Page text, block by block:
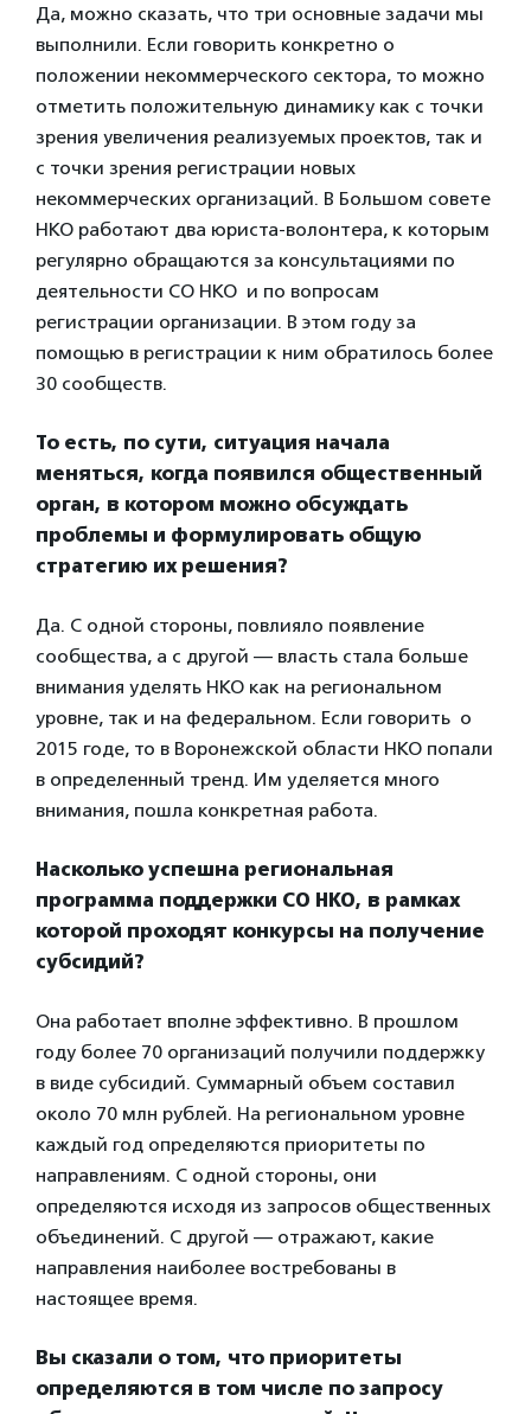
Да, можно сказать, что три основные задачи мы
выполнили. Если говорить конкретно о
положении некоммерческого сектора, то можно
отметить положительную динамику как с точки
зрения увеличения реализуемых проектов, так и
с точки зрения регистрации новых
некоммерческих организаций. В Большом совете
НКО работают два юриста-волонтера, к которым
регулярно обращаются за консультациями по
деятельности СО НКО и по вопросам
регистрации организации. В этом году за
помощью в регистрации к ним обратилось более
30 сообществ.
То есть, по сути, ситуация начала
меняться, когда появился общественный
орган, в котором можно обсуждать
проблемы и формулировать общую
стратегию их решения?
Да. С одной стороны, повлияло появление
сообщества, а с другой — власть стала больше
внимания уделять НКО как на региональном
уровне, так и на федеральном. Если говорить о
2015 годе, то в Воронежской области НКО попали
в определенный тренд. Им уделяется много
внимания, пошла конкретная работа.
Насколько успешна региональная
программа поддержки СО НКО, в рамках
которой проходят конкурсы на получение
субсидий?
Она работает вполне эффективно. В прошлом
году более 70 организаций получили поддержку
в виде субсидий. Суммарный объем составил
около 70 млн рублей. На региональном уровне
каждый год определяются приоритеты по
направлениям. С одной стороны, они
определяются исходя из запросов общественных
объединений. С другой — отражают, какие
направления наиболее востребованы в
настоящее время.
Вы сказали о том, что приоритеты
определяются в том числе по запросу